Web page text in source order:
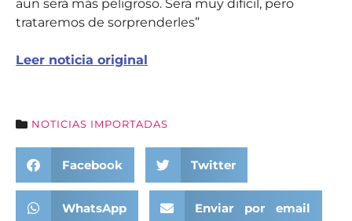
aun será más peligroso. Será muy difícil, pero
trataremos de sorprenderles”
Leer noticia original
NOTICIAS IMPORTADAS
Facebook Twitter
WhatsApp Enviar por email